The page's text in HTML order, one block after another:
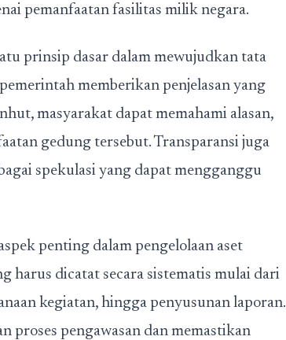
pemanfaatan fasilitas milik negara.
prinsip dasar dalam mewujudkan tata
memberikan penjelasan yang
masyarakat dapat memahami alasan,
gedung tersebut. Transparansi juga
spekulasi yang dapat mengganggu
penting dalam pengelolaan aset
harus dicatat secara sistematis mulai dari
kegiatan, hingga penyusunan laporan.
proses pengawasan dan memastikan